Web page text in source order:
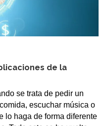
de la
se trata de pedir un
escuchar música o
lo haga de forma diferente